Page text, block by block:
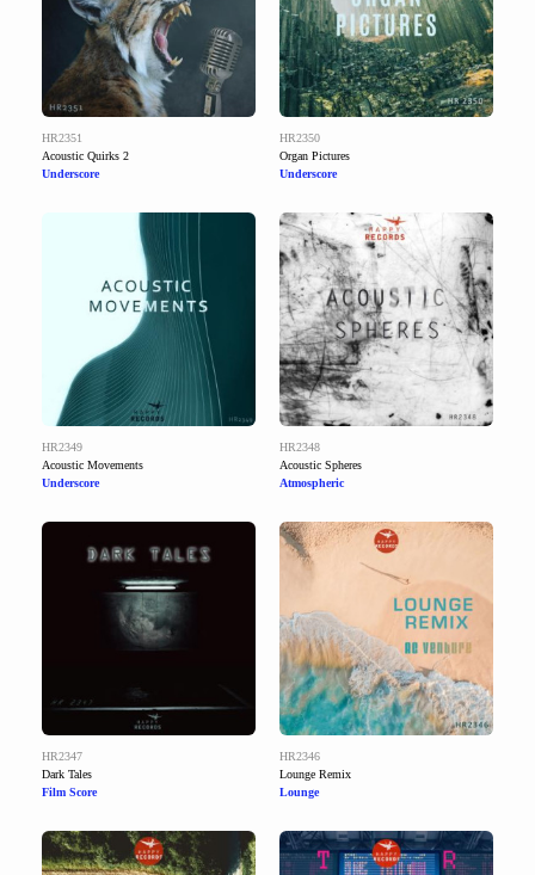
HR2351
Acoustic Quirks 2
Underscore
HR2350
Organ Pictures
Underscore
HR2349
Acoustic Movements
Underscore
HR2348
Acoustic Spheres
Atmospheric
HR2347
Dark Tales
Film Score
HR2346
Lounge Remix
Lounge